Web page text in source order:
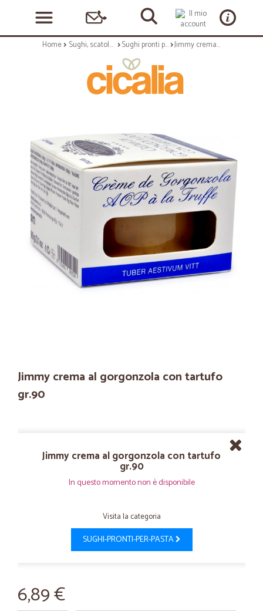
Home Sughi, scatolame e condimenti Sughi pronti per pasta Jimmy crema al gorgonzola con tartufo gr.90
Jimmy crema al gorgonzola con tartufo
gr.90
Jimmy crema al gorgonzola con tartufo
gr.90
In questo momento non è disponibile
Visita la categoria
SUGHI-PRONTI-PER-PASTA
6,89 €